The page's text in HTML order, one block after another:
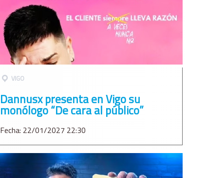
VIGO
Dannusx presenta en Vigo su
monólogo “De cara al público”
Fecha: 22/01/2027 22:30